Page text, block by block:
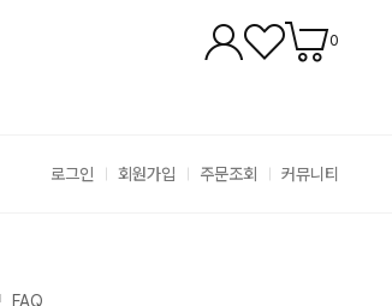
0
로그인 회원가입 주문조회 커뮤니티
FAQ